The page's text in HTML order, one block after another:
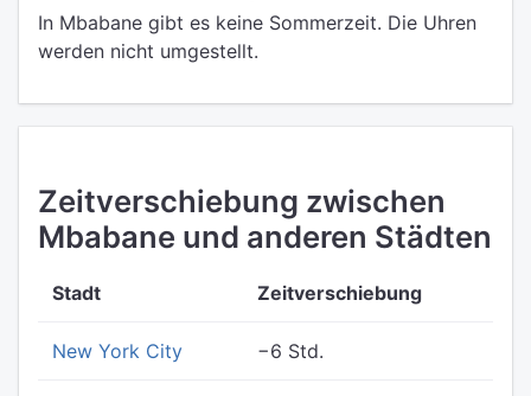
In Mbabane gibt es keine Sommerzeit. Die Uhren
werden nicht umgestellt.
Zeitverschiebung zwischen
Mbabane und anderen Städten
Stadt Zeitverschiebung
New York City −6 Std.